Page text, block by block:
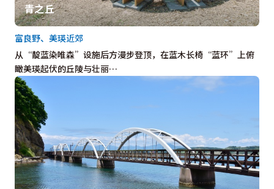
青之丘
从“靛蓝染唯森”设施后方漫步登顶，在蓝木长椅“蓝环”上俯
瞰美瑛起伏的丘陵与壮丽…
富良野、美瑛近郊